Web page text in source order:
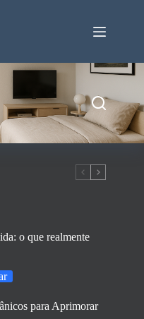
o que realmente
para Aprimorar